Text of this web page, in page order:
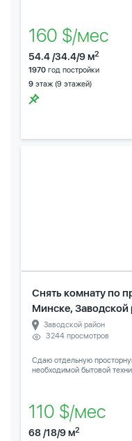
160 $/мес
54.4 /34.4/9 м2
1970 год постройки
9 этаж (9 этажей)
Снять комнату по
Минске, Заводской
Заводской район
3244 просмотров
Сдаю отдельную
необходимой бытовой
110 $/мес
68 /18/9 м2